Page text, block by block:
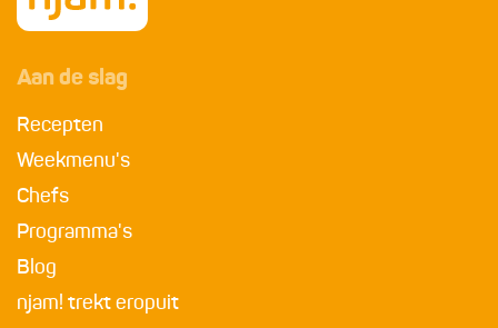
Aan de slag
Recepten
Weekmenu's
Chefs
Programma's
Blog
njam! trekt eropuit